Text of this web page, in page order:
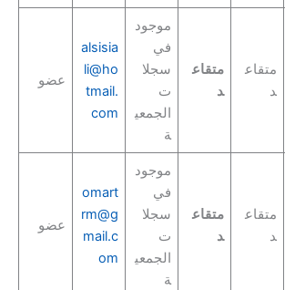
متقاع
د
متقاع
د
موجود
في
سجلا
ت
الجمعي
ة
alsisia
li@ho
tmail.
com
عضو
متقاع
د
متقاع
د
موجود
في
سجلا
ت
الجمعي
ة
omart
rm@g
mail.c
om
عضو